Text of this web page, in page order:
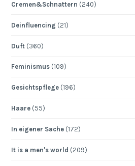
Cremen&Schnattern (240)
Deinfluencing (21)
Duft (360)
Feminismus (109)
Gesichtspflege (196)
Haare (55)
In eigener Sache (172)
It is a men's world (209)